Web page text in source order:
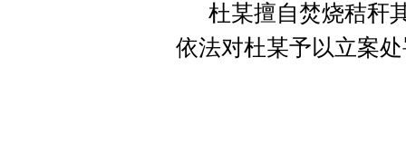
杜某擅自焚烧秸秆
依法对杜某予以立案